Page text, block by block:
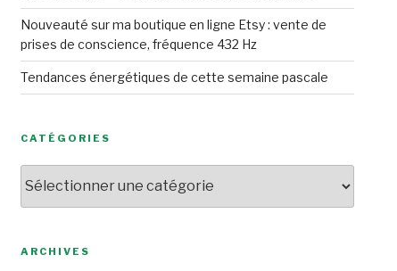
Nouveauté sur ma boutique en ligne Etsy : vente de
prises de conscience, fréquence 432 Hz
Tendances énergétiques de cette semaine pascale
CATÉGORIES
ARCHIVES